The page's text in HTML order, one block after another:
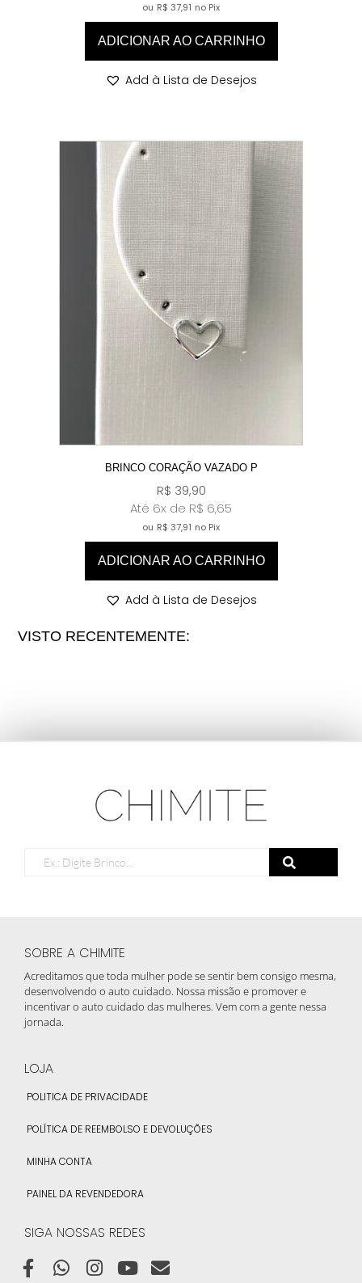
ou R$ 37,91 no Pix
ADICIONAR AO CARRINHO
Add à Lista de Desejos
BRINCO CORAÇÃO VAZADO P
R$ 39,90
Até 6x de R$ 6,65
ou R$ 37,91 no Pix
ADICIONAR AO CARRINHO
Add à Lista de Desejos
VISTO RECENTEMENTE:
SOBRE A CHIMITE
Acreditamos que toda mulher pode se sentir bem consigo mesma,
desenvolvendo o auto cuidado. Nossa missão e promover e
incentivar o auto cuidado das mulheres. Vem com a gente nessa
jornada.
LOJA
POLITICA DE PRIVACIDADE
POLÍTICA DE REEMBOLSO E DEVOLUÇÕES
MINHA CONTA
PAINEL DA REVENDEDORA
SIGA NOSSAS REDES